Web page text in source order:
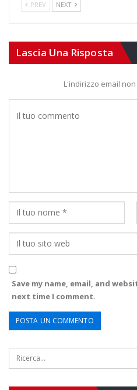
PREV NEXT
Lascia Una Risposta
L'indirizzo email
Save my name, email, and
next time I comment.